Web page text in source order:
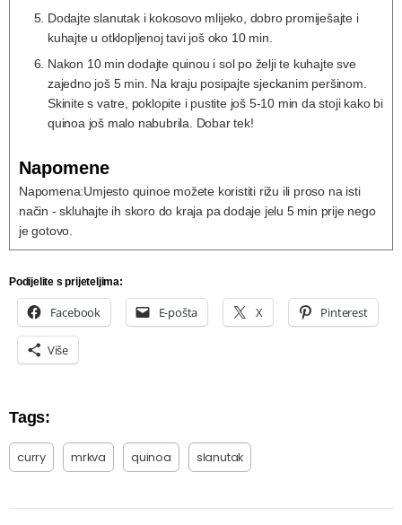
Dodajte slanutak i kokosovo mlijeko, dobro promiješajte i
kuhajte u otklopljenoj tavi još oko 10 min.
Nakon 10 min dodajte quinou i sol po želji te kuhajte sve
zajedno još 5 min. Na kraju posipajte sjeckanim peršinom.
Skinite s vatre, poklopite i pustite još 5-10 min da stoji kako bi
quinoa još malo nabubrila. Dobar tek!
Napomene
Napomena:Umjesto quinoe možete koristiti rižu ili proso na isti
način - skluhajte ih skoro do kraja pa dodaje jelu 5 min prije nego
je gotovo.
Podijelite s prijeteljima:
Facebook E-pošta X Pinterest
Više
Tags:
curry mrkva quinoa slanutak